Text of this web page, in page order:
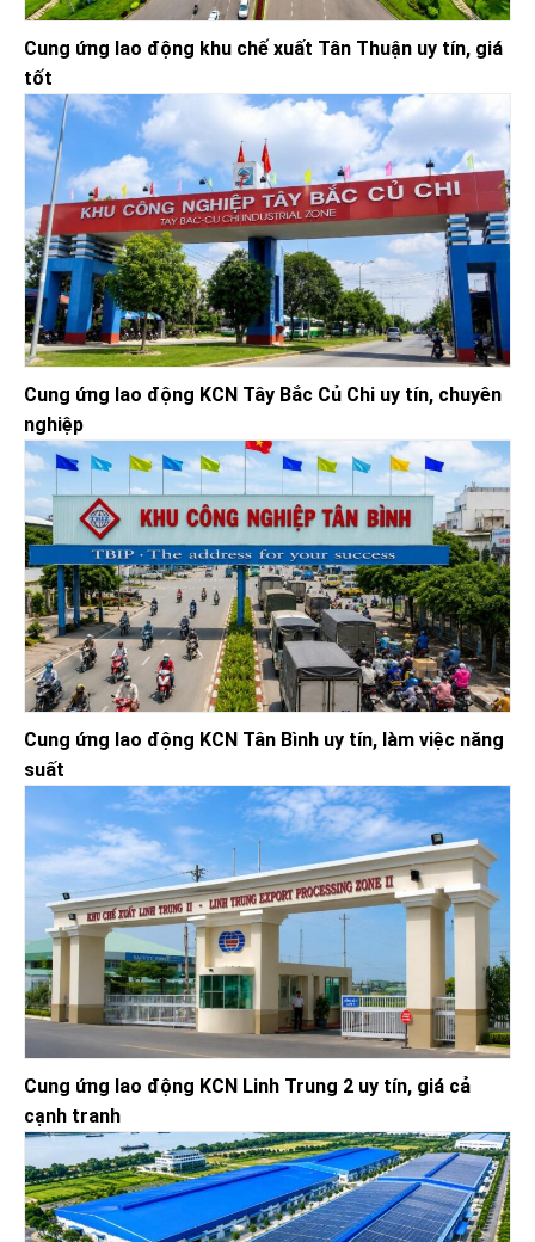
Cung ứng lao động khu chế xuất Tân Thuận uy tín, giá
tốt
Cung ứng lao động KCN Tây Bắc Củ Chi uy tín, chuyên
nghiệp
Cung ứng lao động KCN Tân Bình uy tín, làm việc năng
suất
Cung ứng lao động KCN Linh Trung 2 uy tín, giá cả
cạnh tranh